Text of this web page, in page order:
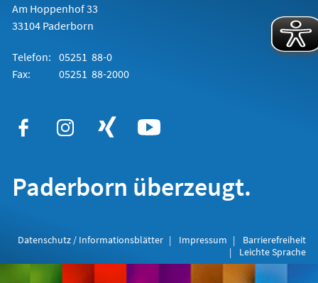
Am Hoppenhof 33
33104 Paderborn
Telefon: 05251 88-0
Fax:
05251 88-2000
Paderborn überzeugt.
Datenschutz / Informationsblätter Impressum
Barrierefreiheit
Leichte Sprache